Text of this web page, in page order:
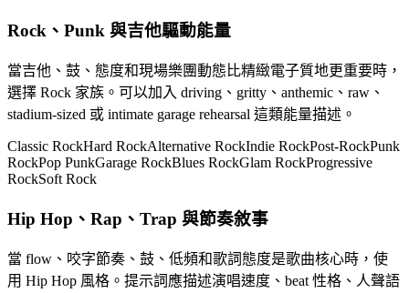
Rock、Punk 與吉他驅動能量
當吉他、鼓、態度和現場樂團動態比精緻電子質地更重要時，
選擇 Rock 家族。可以加入 driving、gritty、anthemic、raw、
stadium-sized 或 intimate garage rehearsal 這類能量描述。
Classic RockHard RockAlternative RockIndie RockPost-RockPunk
RockPop PunkGarage RockBlues RockGlam RockProgressive
RockSoft Rock
Hip Hop、Rap、Trap 與節奏敘事
當 flow、咬字節奏、鼓、低頻和歌詞態度是歌曲核心時，使
用 Hip Hop 風格。提示詞應描述演唱速度、beat 性格、人聲語